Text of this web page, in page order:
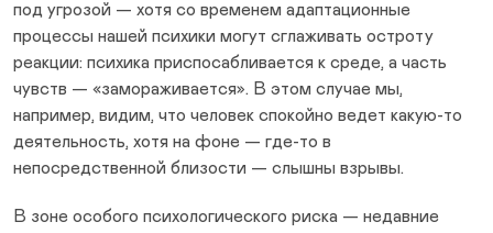
под угрозой — хотя со временем адаптационные
процессы нашей психики могут сглаживать остроту
реакции: психика приспосабливается к среде, а часть
чувств — «замораживается». В этом случае мы,
например, видим, что человек спокойно ведет какую-то
деятельность, хотя на фоне — где-то в
непосредственной близости — слышны взрывы.
В зоне особого психологического риска — недавние